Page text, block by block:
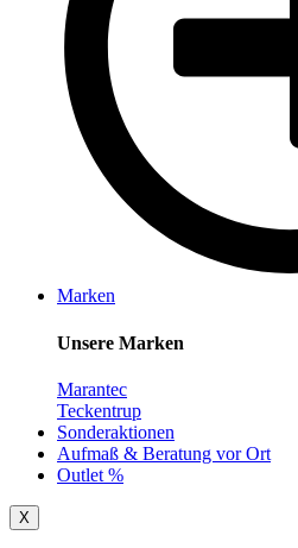
Marken
Unsere Marken
Marantec
Teckentrup
Sonderaktionen
Aufmaß & Beratung vor Ort
Outlet %
X